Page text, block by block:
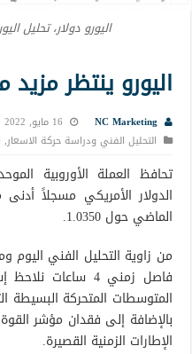
اليورو دولار، تحليل
اليورو ينتظر مزيد من
NC Marketing
16 مايو, 2022 10:12 ص
التحليل الفني ودراسة حركة الاسعار,
تحافظ العملة الأوروبية
الدولار الأمريكي مسجلاً
الماضي حول 1.0350.
من زاوية التحليل الفني اليوم
فاصل زمني 4
المتوسطات المتحركة البسيطة
الإطارات الزمنية القصيرة.